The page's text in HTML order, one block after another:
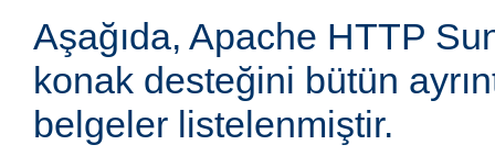
Aşağıda, Apache HTTP
konak desteğini bütün
belgeler listelenmiştir.